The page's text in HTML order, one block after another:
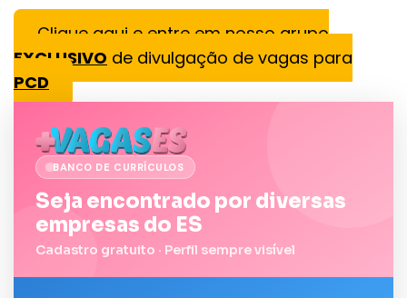
Clique aqui e entre em nosso grupo
EXCLUSIVO de divulgação de vagas para
PCD
BANCO DE CURRÍCULOS
Seja encontrado por diversas
empresas do ES
Cadastro gratuito · Perfil sempre visível